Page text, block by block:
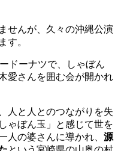
せんが、久々の沖縄公演
す。
ドーナツで、しゃぼん
愛さんを囲む会が開かれ
人と人とのつながりを失
ゃぼん玉」と感じて世を
人の婆さんに導かれ、 源